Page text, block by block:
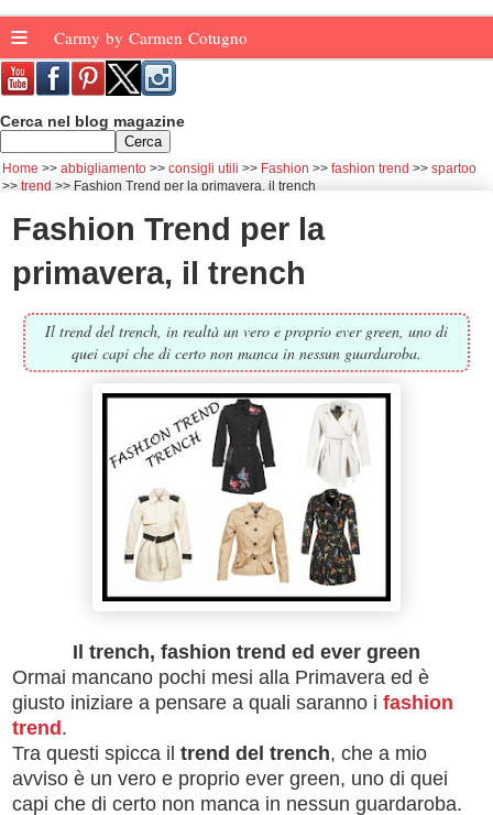
≡ Carmy by Carmen Cotugno
Cerca nel blog magazine
Home abbigliamento consigli utili Fashion fashion trend
spartoo
trend
Fashion Trend per la primavera, il trench
Fashion Trend per la
primavera, il trench
Il trend del trench, in realtà un vero e proprio ever green, uno di
quei capi che di certo non manca in nessun guardaroba.
Il trench, fashion trend ed ever green
Ormai mancano pochi mesi alla Primavera ed è
giusto iniziare a pensare a quali saranno i fashion
trend.
Tra questi spicca il trend del trench, che a mio
avviso è un vero e proprio ever green, uno di quei
capi che di certo non manca in nessun guardaroba.